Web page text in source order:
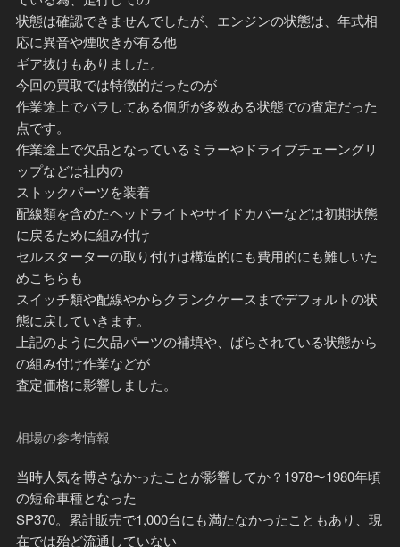
状態は確認できませんでしたが、エンジンの状態は、年式相
応に異音や煙吹きが有る他
ギア抜けもありました。
今回の買取では特徴的だったのが
作業途上でバラしてある個所が多数ある状態での査定だった
点です。
作業途上で欠品となっているミラーやドライブチェーングリ
ップなどは社内の
ストックパーツを装着
配線類を含めたヘッドライトやサイドカバーなどは初期状態
に戻るために組み付け
セルスターターの取り付けは構造的にも費用的にも難しいた
めこちらも
スイッチ類や配線やからクランクケースまでデフォルトの状
態に戻していきます。
上記のように欠品パーツの補填や、ばらされている状態から
の組み付け作業などが
査定価格に影響しました。
相場の参考情報
当時人気を博さなかったことが影響してか？1978〜1980年頃
の短命車種となった
SP370。累計販売で1,000台にも満たなかったこともあり、現
在では殆ど流通していない